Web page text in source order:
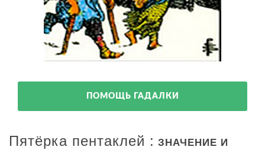
ПОМОЩЬ ГАДАЛКИ
Пятёрка пентаклей : ЗНАЧЕНИЕ И